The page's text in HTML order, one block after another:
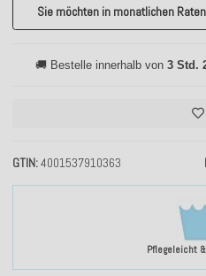
Pflegeleicht
GTIN 4001537910363
Sie möchten in monatlichen
🚚 Bestelle innerhalb von 3 Std.